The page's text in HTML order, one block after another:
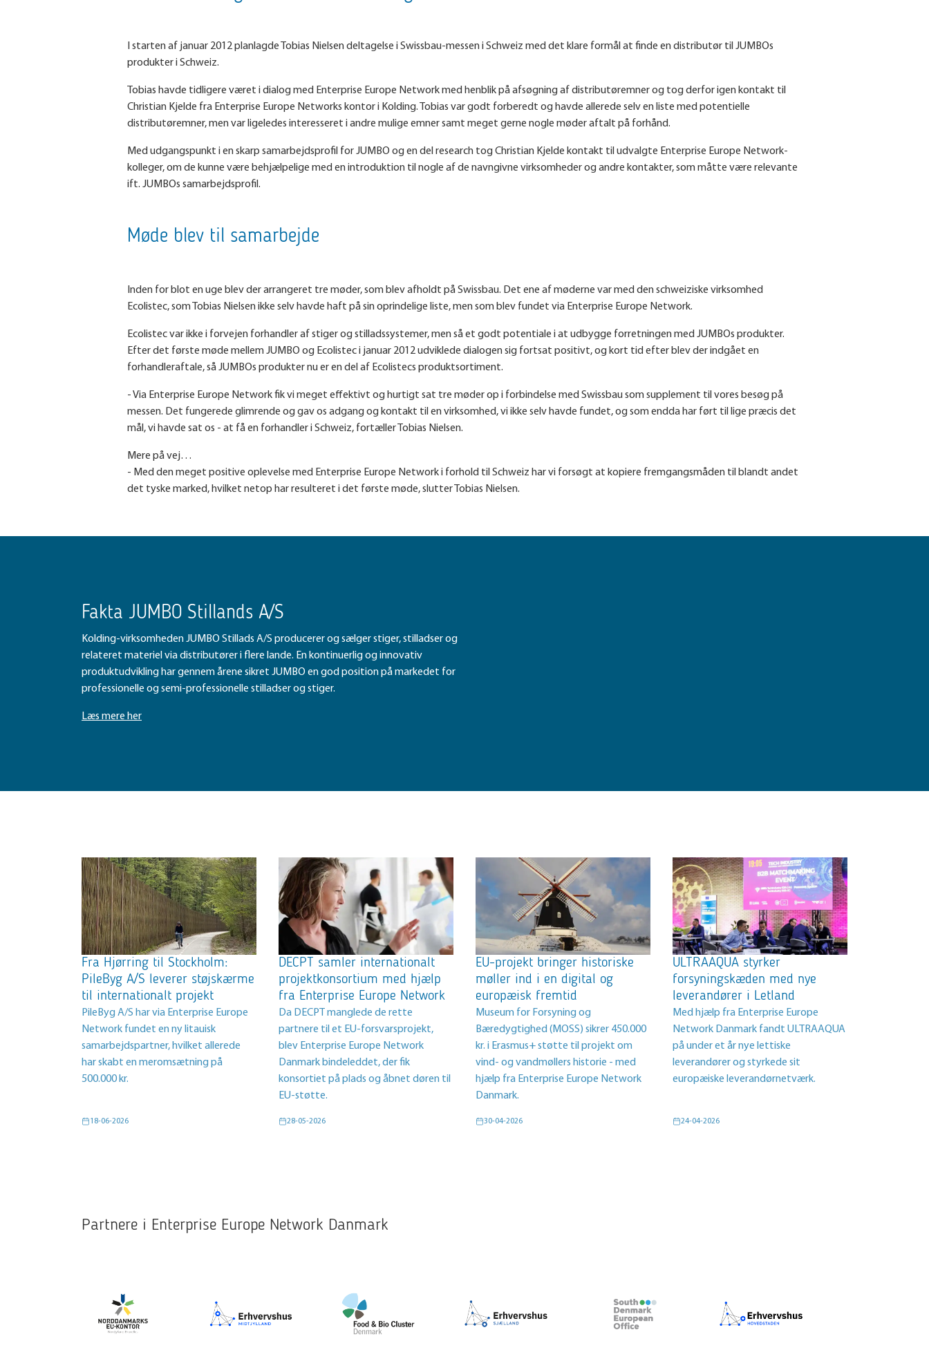
I starten af januar 2012 planlagde Tobias Nielsen deltagelse i Swissbau-messen i Schweiz med det klare formål at finde en distributør til JUMBOs
produkter i Schweiz.
Tobias havde tidligere været i dialog med Enterprise Europe Network med henblik på afsøgning af distributøremner og tog derfor igen kontakt til
Christian Kjelde fra Enterprise Europe Networks kontor i Kolding. Tobias var godt forberedt og havde allerede selv en liste med potentielle
distributøremner, men var ligeledes interesseret i andre mulige emner samt meget gerne nogle møder aftalt på forhånd.
Med udgangspunkt i en skarp samarbejdsprofil for JUMBO og en del research tog Christian Kjelde kontakt til udvalgte Enterprise Europe Network-
kolleger, om de kunne være behjælpelige med en introduktion til nogle af de navngivne virksomheder og andre kontakter, som måtte være relevante
ift. JUMBOs samarbejdsprofil.
Møde blev til samarbejde
Inden for blot en uge blev der arrangeret tre møder, som blev afholdt på Swissbau. Det ene af møderne var med den schweiziske virksomhed
Ecolistec, som Tobias Nielsen ikke selv havde haft på sin oprindelige liste, men som blev fundet via Enterprise Europe Network.
Ecolistec var ikke i forvejen forhandler af stiger og stilladssystemer, men så et godt potentiale i at udbygge forretningen med JUMBOs produkter.
Efter det første møde mellem JUMBO og Ecolistec i januar 2012 udviklede dialogen sig fortsat positivt, og kort tid efter blev der indgået en
forhandleraftale, så JUMBOs produkter nu er en del af Ecolistecs produktsortiment.
- Via Enterprise Europe Network fik vi meget effektivt og hurtigt sat tre møder op i forbindelse med Swissbau som supplement til vores besøg på
messen. Det fungerede glimrende og gav os adgang og kontakt til en virksomhed, vi ikke selv havde fundet, og som endda har ført til lige præcis det
mål, vi havde sat os - at få en forhandler i Schweiz, fortæller Tobias Nielsen.
Mere på vej…
- Med den meget positive oplevelse med Enterprise Europe Network i forhold til Schweiz har vi forsøgt at kopiere fremgangsmåden til blandt andet
det tyske marked, hvilket netop har resulteret i det første møde, slutter Tobias Nielsen.
Fakta JUMBO Stillands A/S
Kolding-virksomheden JUMBO Stillads A/S producerer og sælger stiger, stilladser og
relateret materiel via distributører i flere lande. En kontinuerlig og innovativ
produktudvikling har gennem årene sikret JUMBO en god position på markedet for
professionelle og semi-professionelle stilladser og stiger.
Læs mere her
Fra Hjørring til Stockholm:
PileByg A/S leverer støjskærme
til internationalt projekt
PileByg A/S har via Enterprise Europe
Network fundet en ny litauisk
samarbejdspartner, hvilket allerede
har skabt en meromsætning på
500.000 kr.
18-06-2026
DECPT samler internationalt
projektkonsortium med hjælp
fra Enterprise Europe Network
Da DECPT manglede de rette
partnere til et EU-forsvarsprojekt,
blev Enterprise Europe Network
Danmark bindeleddet, der fik
konsortiet på plads og åbnet døren til
EU-støtte.
28-05-2026
EU-projekt bringer historiske
møller ind i en digital og
europæisk fremtid
Museum for Forsyning og
Bæredygtighed (MOSS) sikrer 450.000
kr. i Erasmus+ støtte til projekt om
vind- og vandmøllers historie - med
hjælp fra Enterprise Europe Network
Danmark.
30-04-2026
ULTRAAQUA styrker
forsyningskæden med nye
leverandører i Letland
Med hjælp fra Enterprise Europe
Network Danmark fandt ULTRAAQUA
på under et år nye lettiske
leverandører og styrkede sit
europæiske leverandørnetværk.
24-04-2026
Partnere i Enterprise Europe Network Danmark